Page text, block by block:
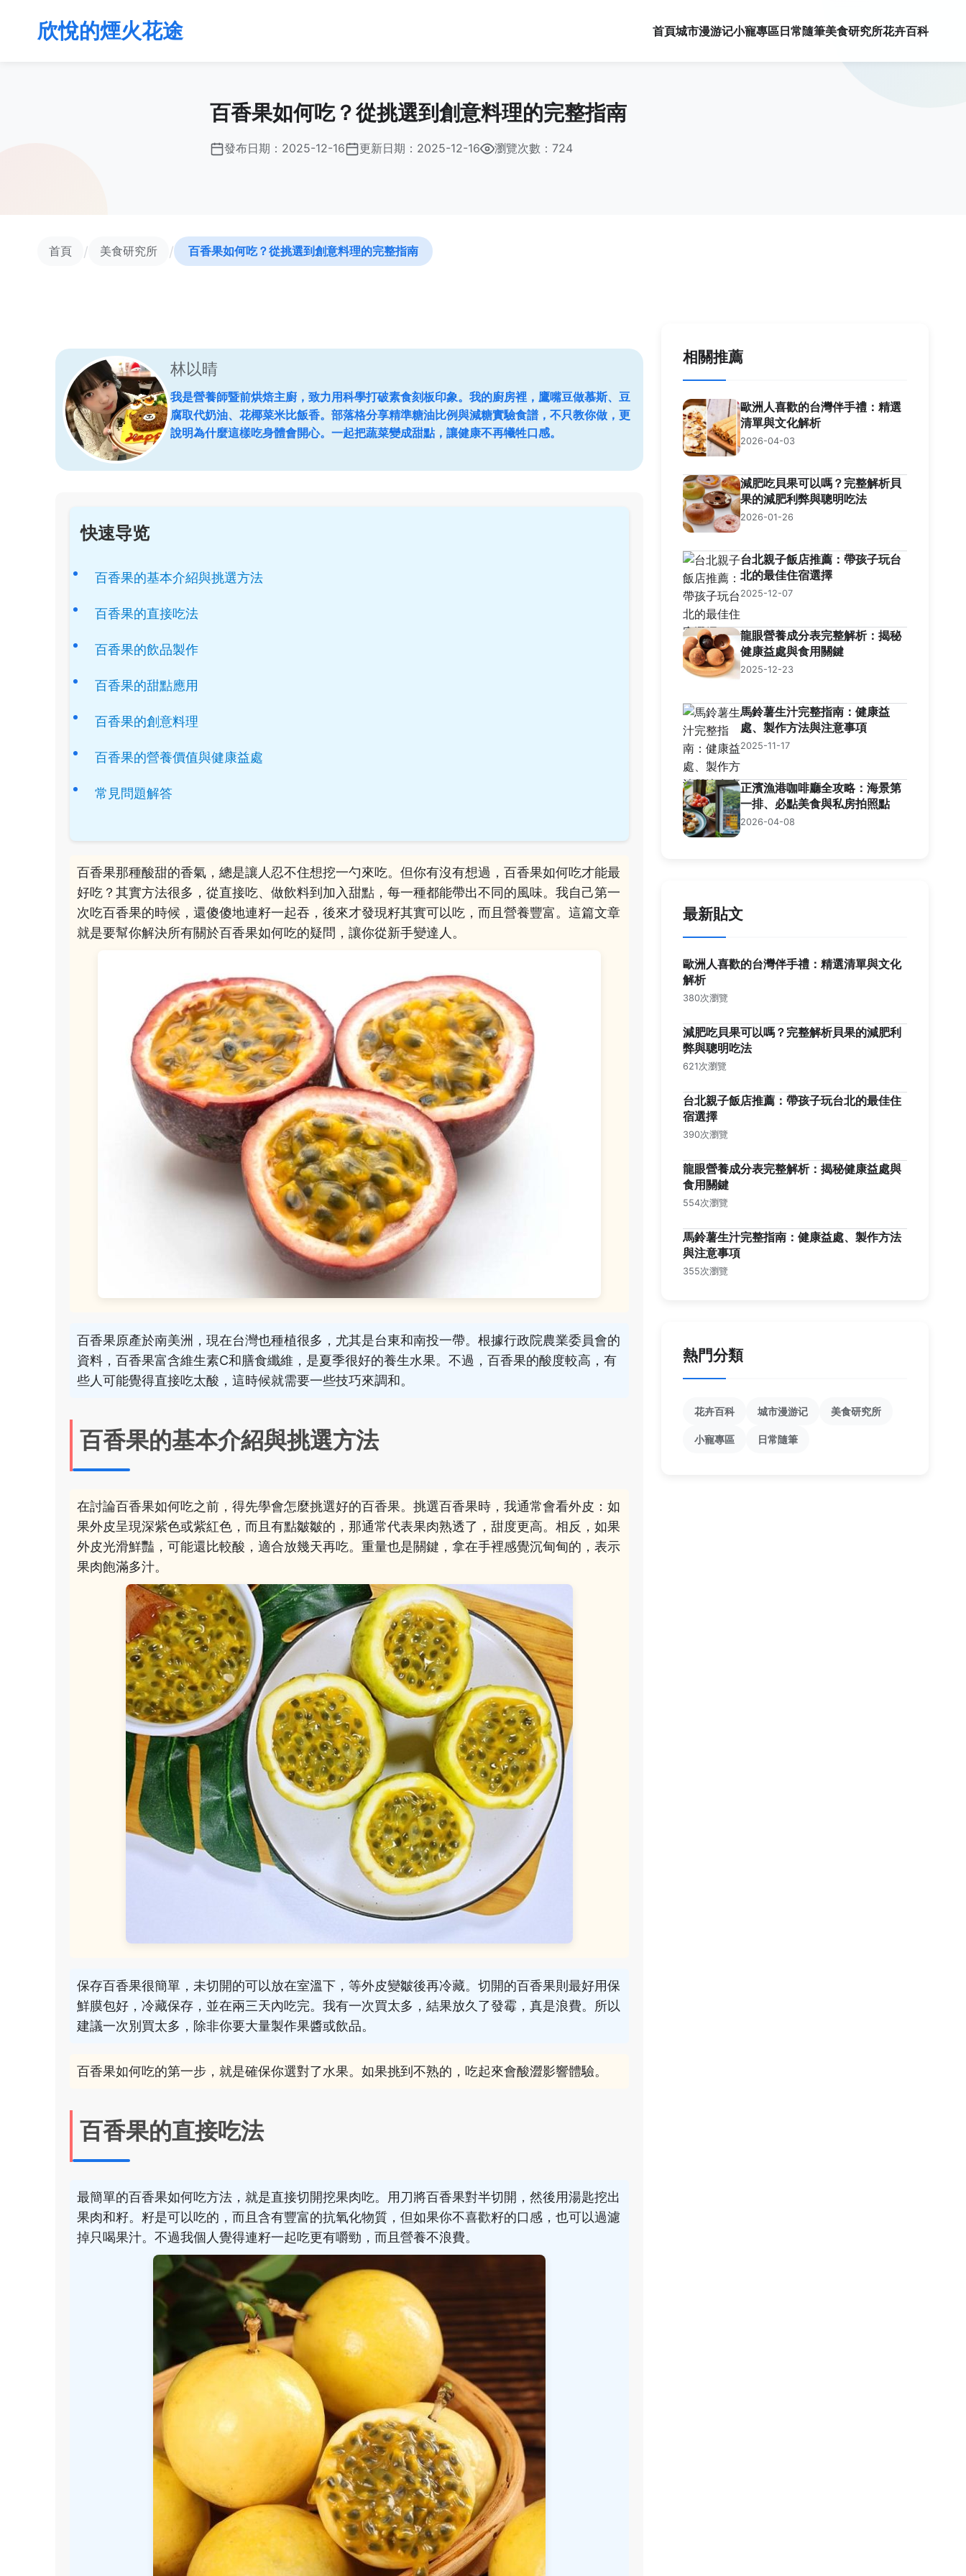
欣悅的煙火花途 首頁城市漫游记小寵專區日常隨筆美食研究所花卉百科
百香果如何吃？從挑選到創意料理的完整指南
發布日期： 2025-12-16 更新日期： 2025-12-16 瀏覽次數：724
首頁 / 美食研究所 / 百香果如何吃？從挑選到創意料理的完整指南
林以晴
我是營養師暨前烘焙主廚，致力用科學打破素食刻板印象。我的廚房裡，鷹嘴豆做慕斯、豆
腐取代奶油、花椰菜米比飯香。部落格分享精準糖油比例與減糖實驗食譜，不只教你做，更
說明為什麼這樣吃身體會開心。一起把蔬菜變成甜點，讓健康不再犧牲口感。
快速导览
百香果的基本介紹與挑選方法
百香果的直接吃法
百香果的飲品製作
百香果的甜點應用
百香果的創意料理
百香果的營養價值與健康益處
常見問題解答
百香果那種酸甜的香氣，總是讓人忍不住想挖一勺來吃。但你有沒有想過，百香果如何吃才能最
好吃？其實方法很多，從直接吃、做飲料到加入甜點，每一種都能帶出不同的風味。我自己第一
次吃百香果的時候，還傻傻地連籽一起吞，後來才發現籽其實可以吃，而且營養豐富。這篇文章
就是要幫你解決所有關於百香果如何吃的疑問，讓你從新手變達人。
百香果原產於南美洲，現在台灣也種植很多，尤其是台東和南投一帶。根據行政院農業委員會的
資料，百香果富含維生素C和膳食纖維，是夏季很好的養生水果。不過，百香果的酸度較高，有
些人可能覺得直接吃太酸，這時候就需要一些技巧來調和。
百香果的基本介紹與挑選方法
在討論百香果如何吃之前，得先學會怎麼挑選好的百香果。挑選百香果時，我通常會看外皮：如
果外皮呈現深紫色或紫紅色，而且有點皺皺的，那通常代表果肉熟透了，甜度更高。相反，如果
外皮光滑鮮豔，可能還比較酸，適合放幾天再吃。重量也是關鍵，拿在手裡感覺沉甸甸的，表示
果肉飽滿多汁。
保存百香果很簡單，未切開的可以放在室溫下，等外皮變皺後再冷藏。切開的百香果則最好用保
鮮膜包好，冷藏保存，並在兩三天內吃完。我有一次買太多，結果放久了發霉，真是浪費。所以
建議一次別買太多，除非你要大量製作果醬或飲品。
百香果如何吃的第一步，就是確保你選對了水果。如果挑到不熟的，吃起來會酸澀影響體驗。
百香果的直接吃法
最簡單的百香果如何吃方法，就是直接切開挖果肉吃。用刀將百香果對半切開，然後用湯匙挖出
果肉和籽。籽是可以吃的，而且含有豐富的抗氧化物質，但如果你不喜歡籽的口感，也可以過濾
掉只喝果汁。不過我個人覺得連籽一起吃更有嚼勁，而且營養不浪費。
相關推薦
歐洲人喜歡的台灣伴手禮：精選
清單與文化解析
2026-04-03
減肥吃貝果可以嗎？完整解析貝
果的減肥利弊與聰明吃法
2026-01-26
台北親子飯店推薦：帶孩子玩台
北的最佳住宿選擇
2025-12-07
龍眼營養成分表完整解析：揭秘
健康益處與食用關鍵
2025-12-23
馬鈴薯生汁完整指南：健康益
處、製作方法與注意事項
2025-11-17
正濱漁港咖啡廳全攻略：海景第
一排、必點美食與私房拍照點
2026-04-08
最新貼文
歐洲人喜歡的台灣伴手禮：精選清單與文化
解析
380次瀏覽
減肥吃貝果可以嗎？完整解析貝果的減肥利
弊與聰明吃法
621次瀏覽
台北親子飯店推薦：帶孩子玩台北的最佳住
宿選擇
390次瀏覽
龍眼營養成分表完整解析：揭秘健康益處與
食用關鍵
554次瀏覽
馬鈴薯生汁完整指南：健康益處、製作方法
與注意事項
355次瀏覽
熱門分類
花卉百科 城市漫游记 美食研究所
小寵專區 日常隨筆